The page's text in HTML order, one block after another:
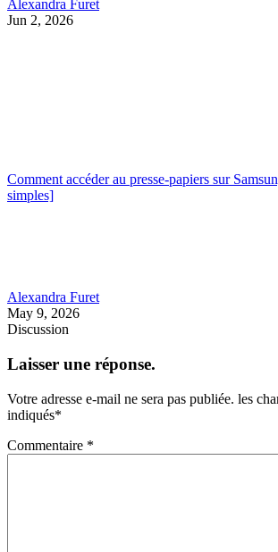
Alexandra Furet
Jun 2, 2026
Comment accéder au presse-papiers sur
simples]
Alexandra Furet
May 9, 2026
Discussion
Laisser une réponse.
Votre adresse e-mail ne sera pas publiée. les
indiqués*
Commentaire *